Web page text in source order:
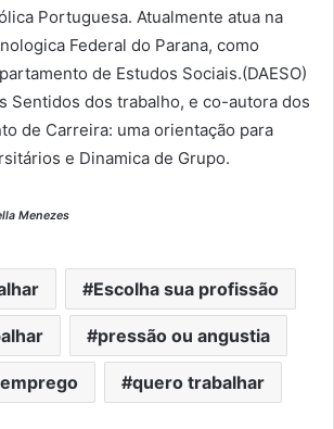
Portuguesa. Atualmente atua na
Federal do Parana, como
de Estudos Sociais.(DAESO)
Sentidos dos trabalho, e co-autora dos
de Carreira: uma orientação para
e Dinamica de Grupo.
Menezes
Escolha sua profissão
pressão ou angustia
quero trabalhar